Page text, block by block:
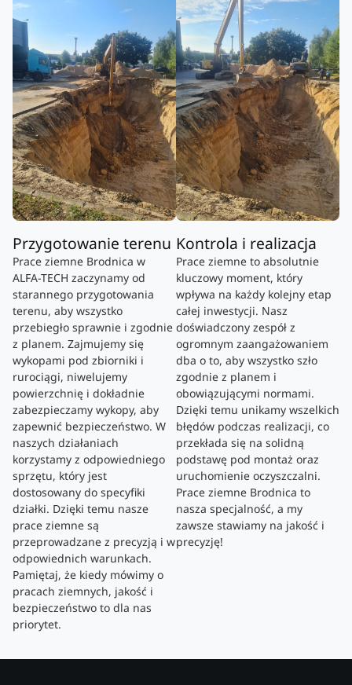
Przygotowanie terenu
Prace ziemne Brodnica w
ALFA-TECH zaczynamy od
starannego przygotowania
terenu, aby wszystko
przebiegło sprawnie i zgodnie
z planem. Zajmujemy się
wykopami pod zbiorniki i
rurociągi, niwelujemy
powierzchnię i dokładnie
zabezpieczamy wykopy, aby
zapewnić bezpieczeństwo. W
naszych działaniach
korzystamy z odpowiedniego
sprzętu, który jest
dostosowany do specyfiki
działki. Dzięki temu nasze
prace ziemne są
przeprowadzane z precyzją i w
odpowiednich warunkach.
Pamiętaj, że kiedy mówimy o
pracach ziemnych, jakość i
bezpieczeństwo to dla nas
priorytet.
Kontrola i realizacja
Prace ziemne to absolutnie
kluczowy moment, który
wpływa na każdy kolejny etap
całej inwestycji. Nasz
doświadczony zespół z
ogromnym zaangażowaniem
dba o to, aby wszystko szło
zgodnie z planem i
obowiązującymi normami.
Dzięki temu unikamy wszelkich
błędów podczas realizacji, co
przekłada się na solidną
podstawę pod montaż oraz
uruchomienie oczyszczalni.
Prace ziemne Brodnica to
nasza specjalność, a my
zawsze stawiamy na jakość i
precyzję!